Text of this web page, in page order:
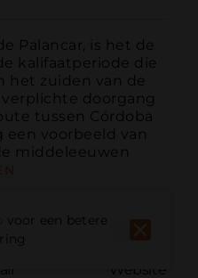
Palancar, is het de
kalifaatperiode die
het zuiden van de
verplichte doorgang
tussen Córdoba
een voorbeeld van
middeleeuwen
Website
voor een betere